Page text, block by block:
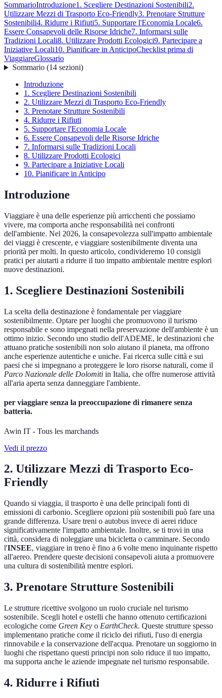
SommarioIntroduzione1. Scegliere Destinazioni Sostenibili2.
Utilizzare Mezzi di Trasporto Eco-Friendly3. Prenotare Strutture
Sostenibili4. Ridurre i Rifiuti5. Supportare l'Economia Locale6.
Essere Consapevoli delle Risorse Idriche7. Informarsi sulle
Tradizioni Locali8. Utilizzare Prodotti Ecologici9. Partecipare a
Iniziative Locali10. Pianificare in AnticipoChecklist prima di
ViaggiareGlossario
Sommario(14 sezioni)
Introduzione
1. Scegliere Destinazioni Sostenibili
2. Utilizzare Mezzi di Trasporto Eco-Friendly
3. Prenotare Strutture Sostenibili
4. Ridurre i Rifiuti
5. Supportare l'Economia Locale
6. Essere Consapevoli delle Risorse Idriche
7. Informarsi sulle Tradizioni Locali
8. Utilizzare Prodotti Ecologici
9. Partecipare a Iniziative Locali
10. Pianificare in Anticipo
Introduzione
Viaggiare è una delle esperienze più arricchenti che possiamo
vivere, ma comporta anche responsabilità nei confronti
dell'ambiente. Nel 2026, la consapevolezza sull'impatto ambientale
dei viaggi è crescente, e viaggiare sostenibilmente diventa una
priorità per molti. In questo articolo, condivideremo 10 consigli
pratici per aiutarti a ridurre il tuo impatto ambientale mentre esplori
nuove destinazioni.
1. Scegliere Destinazioni Sostenibili
La scelta della destinazione è fondamentale per viaggiare
sostenibilmente. Optare per luoghi che promuovono il turismo
responsabile e sono impegnati nella preservazione dell'ambiente è un
ottimo inizio. Secondo uno studio dell'ADEME, le destinazioni che
attuano pratiche sostenibili non solo aiutano il pianeta, ma offrono
anche esperienze autentiche e uniche. Fai ricerca sulle città e sui
paesi che si impegnano a proteggere le loro risorse naturali, come il
Parco Nazionale delle Dolomiti in Italia, che offre numerose attività
all'aria aperta senza danneggiare l'ambiente.
per viaggiare senza la preoccupazione di rimanere senza
batteria.
Awin IT - Tous les marchands
Vedi il prezzo
2. Utilizzare Mezzi di Trasporto Eco-
Friendly
Quando si viaggia, il trasporto è una delle principali fonti di
emissioni di carbonio. Scegliere opzioni più sostenibili può fare una
grande differenza. Usare treni o autobus invece di aerei riduce
significativamente l'impatto ambientale. Inoltre, se ti trovi in una
città, considera di noleggiare una bicicletta o camminare. Secondo
l'INSEE, viaggiare in treno è fino a 6 volte meno inquinante rispetto
all'aereo. Prendere queste decisioni consapevoli aiuta a promuovere
una cultura di sostenibilità mentre esplori.
3. Prenotare Strutture Sostenibili
Le strutture ricettive svolgono un ruolo cruciale nel turismo
sostenibile. Scegli hotel e ostelli che hanno ottenuto certificazioni
ecologiche come Green Key o EarthCheck. Queste strutture spesso
implementano pratiche come il riciclo dei rifiuti, l'uso di energia
rinnovabile e la conservazione dell'acqua. Prenotare un soggiorno in
luoghi che rispettano questi principi non solo riduce il tuo impatto,
ma supporta anche le aziende impegnate nel turismo responsabile.
4. Ridurre i Rifiuti